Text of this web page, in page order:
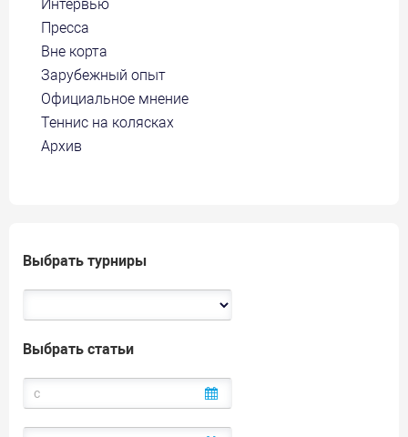
Интервью
Пресса
Вне корта
Зарубежный опыт
Официальное мнение
Теннис на колясках
Архив
Выбрать турниры
Выбрать статьи